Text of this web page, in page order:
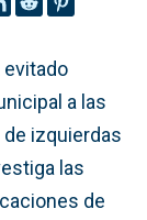
evitado
a las
izquierdas
las
de